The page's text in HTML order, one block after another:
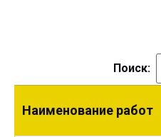
Поиск:
Наименование работ